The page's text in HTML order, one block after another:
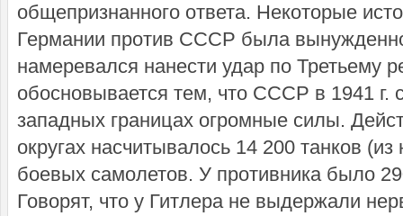
общепризнанного ответа. Некоторые
Германии против СССР была
намеревался нанести удар по Третьему
обосновывается тем, что СССР в 1941 г.
западных границах огромные силы.
округах насчитывалось 14 200 танков
боевых самолетов. У противника было
Говорят, что у Гитлера не выдержали